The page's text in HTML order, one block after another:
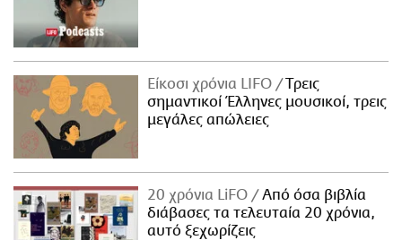
Είκοσι χρόνια LIFO
Tρεις
σημαντικοί Έλληνες μουσικοί, τρεις
μεγάλες απώλειες
20 χρόνια LiFO
Από όσα βιβλία
διάβασες τα τελευταία 20 χρόνια,
αυτό ξεχωρίζεις